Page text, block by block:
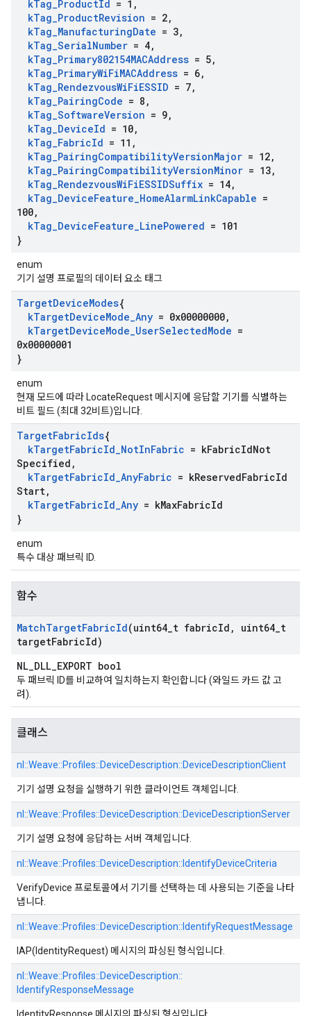
kTag_ProductId = 1 ,
kTag_ProductRevision = 2,
kTag_ManufacturingDate = 3,
kTag_SerialNumber = 4,
kTag_Primary802154MACAddress = 5,
kTag_PrimaryWiFiMACAddress = 6,
kTag_RendezvousWiFiESSID = 7,
kTag_PairingCode = 8 ,
kTag_SoftwareVersion = 9,
kTag_DeviceId = 10,
kTag_FabricId = 11 ,
kTag_PairingCompatibilityVersionMajor = 12,
kTag_PairingCompatibilityVersionMinor = 13,
kTag_RendezvousWiFiESSIDSuffix = 14,
kTag_DeviceFeature_HomeAlarmLinkCapable =
100,
kTag_DeviceFeature_LinePowered = 101
}
enum
기기 설명 프로필의 데이터 요소 태그
TargetDeviceModes{
kTargetDeviceMode_Any = 0x00000000,
kTargetDeviceMode_UserSelectedMode =
0x00000001
}
enum
현재 모드에 따라 LocateRequest 메시지에 응답할 기기를 식별하는
비트 필드 (최대 32비트)입니다.
TargetFabricIds{
kTargetFabricId_NotInFabric = kFabricIdNot
Specified ,
kTargetFabricId_AnyFabric = kReservedFabricId
Start,
kTargetFabricId_Any = kMaxFabricId
}
enum
특수 대상 패브릭 ID.
함수
MatchTargetFabricId(uint64 t fabricId , uint64 t
targetFabricId)
NL_DLL_EXPORT bool
두 패브릭 ID를 비교하여 일치하는지 확인합니다 (와일드 카드 값 고
려).
클래스
nl::Weave::Profiles::DeviceDescription::DeviceDescriptionClient
기기 설명 요청을 실행하기 위한 클라이언트 객체입니다.
nl::Weave::Profiles::DeviceDescription::DeviceDescriptionServer
기기 설명 요청에 응답하는 서버 객체입니다.
nl::Weave::Profiles::DeviceDescription:: IdentifyDeviceCriteria
VerifyDevice 프로토콜에서 기기를 선택하는 데 사용되는 기준을 나타
냅니다.
nl::Weave::Profiles::DeviceDescription:: IdentifyRequestMessage
IAP(IdentityRequest) 메시지의 파싱된 형식입니다.
nl::Weave::Profiles::DeviceDescription::
IdentifyResponseMessage